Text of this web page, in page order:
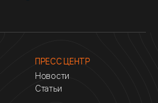
ПРЕСС ЦЕНТР
Новости
Статьи